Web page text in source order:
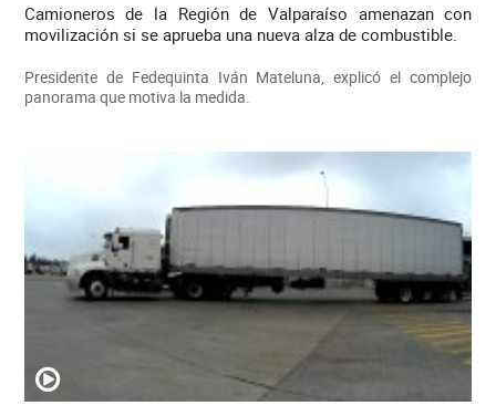
Camioneros de la Región de Valparaíso amenazan con
movilización si se aprueba una nueva alza de combustible.
Presidente de Fedequinta Iván Mateluna, explicó el complejo
panorama que motiva la medida.